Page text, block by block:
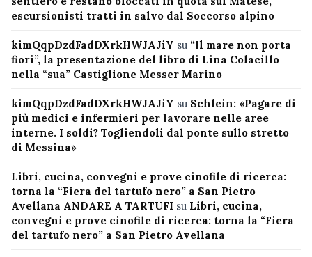
escursionisti tratti in salvo dal Soccorso alpino
kimQqpDzdFadDXrkHWJAJiY su “Il mare non porta
fiori”, la presentazione del libro di Lina Colacillo
nella “sua” Castiglione Messer Marino
kimQqpDzdFadDXrkHWJAJiY su Schlein: «Pagare di
più medici e infermieri per lavorare nelle aree
interne. I soldi? Togliendoli dal ponte sullo stretto
di Messina»
Libri, cucina, convegni e prove cinofile di ricerca:
torna la “Fiera del tartufo nero” a San Pietro
Avellana ANDARE A TARTUFI su Libri, cucina,
convegni e prove cinofile di ricerca: torna la “Fiera
del tartufo nero” a San Pietro Avellana